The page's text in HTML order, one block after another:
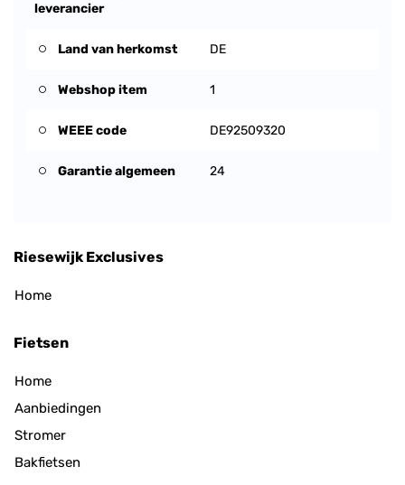
leverancier
Land van herkomst DE
Webshop item 1
WEEE code DE92509320
Garantie algemeen 24
Riesewijk Exclusives
Home
Fietsen
Home
Aanbiedingen
Stromer
Bakfietsen